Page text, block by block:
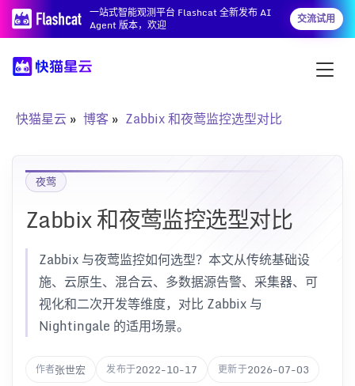
一站式智能观测平台 Flashcat 全新发布 AI
Agent 版本，欢迎
交流试用
快猫星云 博客 Zabbix 和夜莺监控选型对比
夜莺
Zabbix 和夜莺监控选型对比
Zabbix 与夜莺监控如何选型？本文从传统基础设
施、云原生、混合云、多数据源告警、采集器、可
视化和二次开发等维度，对比 Zabbix 与
Nightingale 的适用场景。
作者张世宏 发布于2022-10-17 更新于2026-07-03